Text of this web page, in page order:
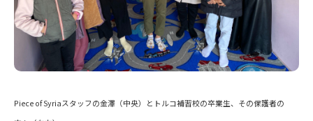
Piece of Syriaスタッフの金澤（中央）とトルコ補習校の卒業生、その保護者の